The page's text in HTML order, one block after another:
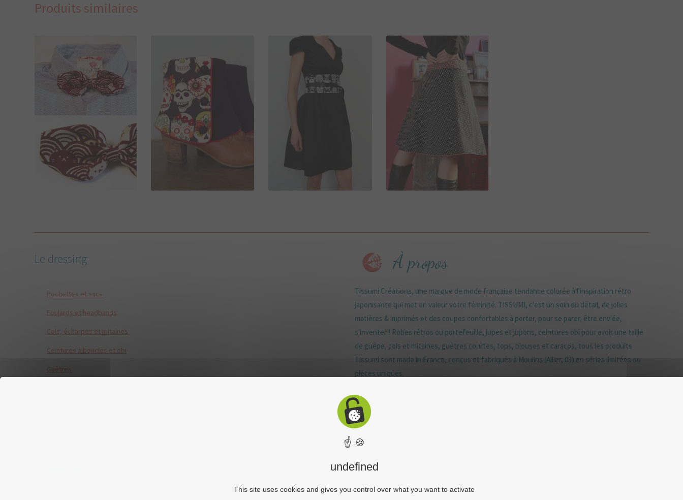
Produits similaires
22,00€ 90,00 80,00
Le dressing
Pochettes et sacs
Foulards et headbands
Cols, écharpes et mitaines
Ceintures à boucles et obi
Guêtres
À propos
Tissumi Créations, une marque de mode française tendance colorée à l'inspiration rétro
japonisante qui met en valeur votre féminité. TISSUMI, c'est un soin du détail, de jolies
matières & imprimés et des coupes confortables à porter, pour se parer, être enviée,
s'inventer ! Robes rétros ou portefeuille, jupes et jupons, ceintures obi pour avoir une taille
de guêpe, cols et mitaines, guêtres courtes, tops, blouses et caracos, tous les produits
Tissumi sont made in France, conçus et fabriqués à Moulins (Allier, 03) en séries limitées ou
pièces uniques.
☝ 🍪
undefined
This site uses cookies and gives you control over what you want to activate